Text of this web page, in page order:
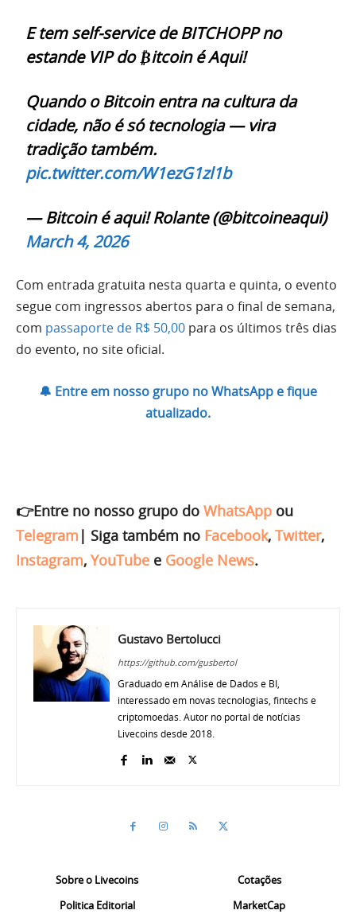
E tem self-service de BITCHOPP no
estande VIP do ₿itcoin é Aqui!
Quando o Bitcoin entra na cultura da
cidade, não é só tecnologia — vira
tradição também.
pic.twitter.com/W1ezG1zl1b
— Bitcoin é aqui! Rolante (@bitcoineaqui)
March 4, 2026
Com entrada gratuita nesta quarta e quinta, o evento
segue com ingressos abertos para o final de semana,
com passaporte de R$ 50,00 para os últimos três dias
do evento, no site oficial.
🔔 Entre em nosso grupo no WhatsApp e fique
atualizado.
👉Entre no nosso grupo do WhatsApp ou
Telegram | Siga também no Facebook, Twitter,
Instagram, YouTube e Google News.
Gustavo Bertolucci
https://github.com/gusbertol
Graduado em Análise de Dados e BI,
interessado em novas tecnologias, fintechs e
criptomoedas. Autor no portal de notícias
Livecoins desde 2018.
Sobre o Livecoins
Politica Editorial
Cotações
MarketCap